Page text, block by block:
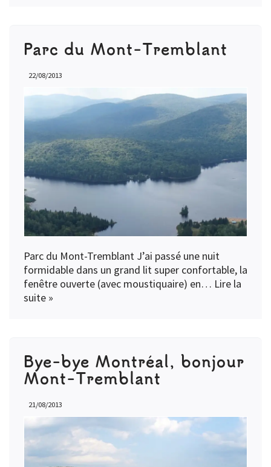
Parc du Mont-Tremblant
22/08/2013
Parc du Mont-Tremblant J’ai passé une nuit
formidable dans un grand lit super confortable, la
fenêtre ouverte (avec moustiquaire) en… Lire la
suite »
Bye-bye Montréal, bonjour
Mont-Tremblant
21/08/2013